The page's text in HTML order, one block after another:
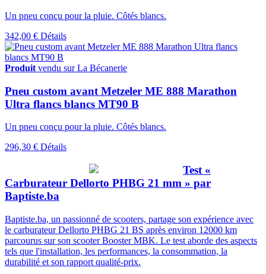
Un pneu conçu pour la pluie. Côtés blancs.
342,00 € Détails
Produit vendu sur La Bécanerie
Pneu custom avant Metzeler ME 888 Marathon
Ultra flancs blancs MT90 B
Un pneu conçu pour la pluie. Côtés blancs.
296,30 € Détails
Test «
Carburateur Dellorto PHBG 21 mm » par
Baptiste.ba
Baptiste.ba, un passionné de scooters, partage son expérience avec
le carburateur Dellorto PHBG 21 BS après environ 12000 km
parcourus sur son scooter Booster MBK. Le test aborde des aspects
tels que l'installation, les performances, la consommation, la
durabilité et son rapport qualité-prix.